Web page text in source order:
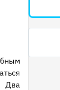
Два